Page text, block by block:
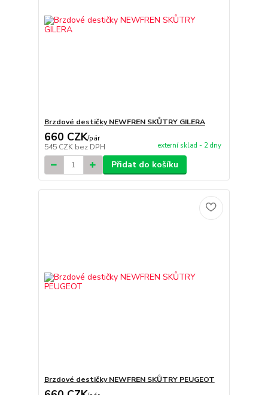
Brzdové destičky NEWFREN SKŮTRY GILERA
660 CZK/pár
545 CZK bez DPH externí sklad - 2 dny
Přidat do košíku
Brzdové destičky NEWFREN SKŮTRY PEUGEOT